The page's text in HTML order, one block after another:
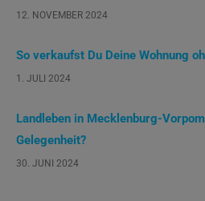
12. NOVEMBER 2024
So verkaufst Du Deine Wohnung
1. JULI 2024
Landleben in Mecklenburg-
Gelegenheit?
30. JUNI 2024